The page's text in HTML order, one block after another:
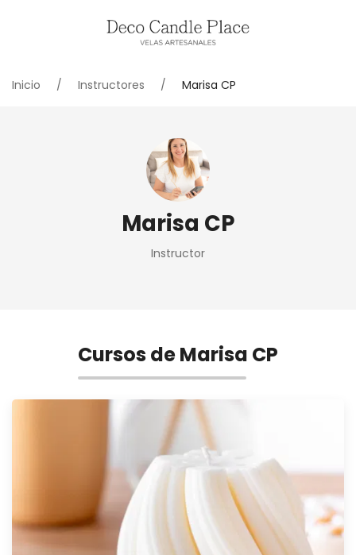
Inicio Instructores Marisa CP
Marisa CP
Instructor
Cursos de Marisa CP